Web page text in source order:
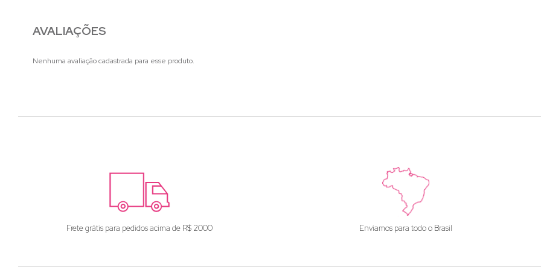
AVALIAÇÕES
Nenhuma avaliação cadastrada para esse produto.
Frete grátis para pedidos acima de R$ 2000 Enviamos para todo o Brasil